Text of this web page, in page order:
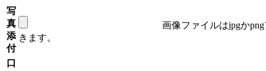
写
真
添
付
画像ファイルはjpgか
きます。
口